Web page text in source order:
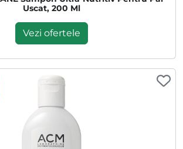
Uscat, 200 Ml
Vezi ofertele